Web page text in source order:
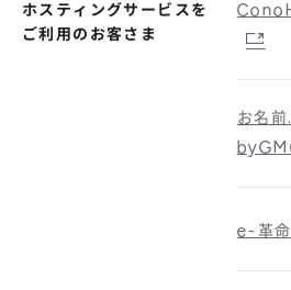
ホスティングサービスを
ご利用のお客さま
お名
e-革